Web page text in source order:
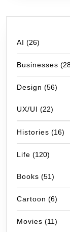
AI (26)
Businesses
Design (56)
UX/UI (22)
Histories (16)
Life (120)
Books (51)
Cartoon (6)
Movies (11)